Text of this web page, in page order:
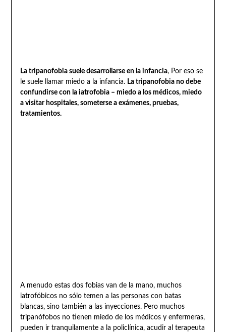
La tripanofobia suele desarrollarse en la infancia, Por eso se
le suele llamar miedo a la infancia. La tripanofobia no debe
confundirse con la iatrofobia – miedo a los médicos, miedo
a visitar hospitales, someterse a exámenes, pruebas,
tratamientos.
A menudo estas dos fobias van de la mano, muchos
iatrofóbicos no sólo temen a las personas con batas
blancas, sino también a las inyecciones. Pero muchos
tripanófobos no tienen miedo de los médicos y enfermeras,
pueden ir tranquilamente a la policlínica, acudir al terapeuta